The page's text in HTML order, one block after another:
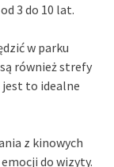
3 do 10 lat.
w parku
również strefy
jest to idealne
z kinowych
do wizyty.